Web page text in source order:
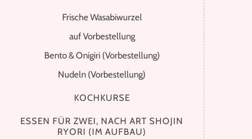
Frische Wasabiwurzel
auf Vorbestellung
Bento & Onigiri (Vorbestellung)
Nudeln (Vorbestellung)
KOCHKURSE
ESSEN FÜR ZWEI, NACH ART SHOJIN
RYORI (IM AUFBAU)